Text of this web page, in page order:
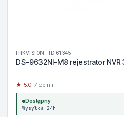
HIKVISION · ID 61345
DS-9632NI-M8 rejestrator NVR
★ 5.0· 7 opinii
Dostępny
Wysyłka 24h